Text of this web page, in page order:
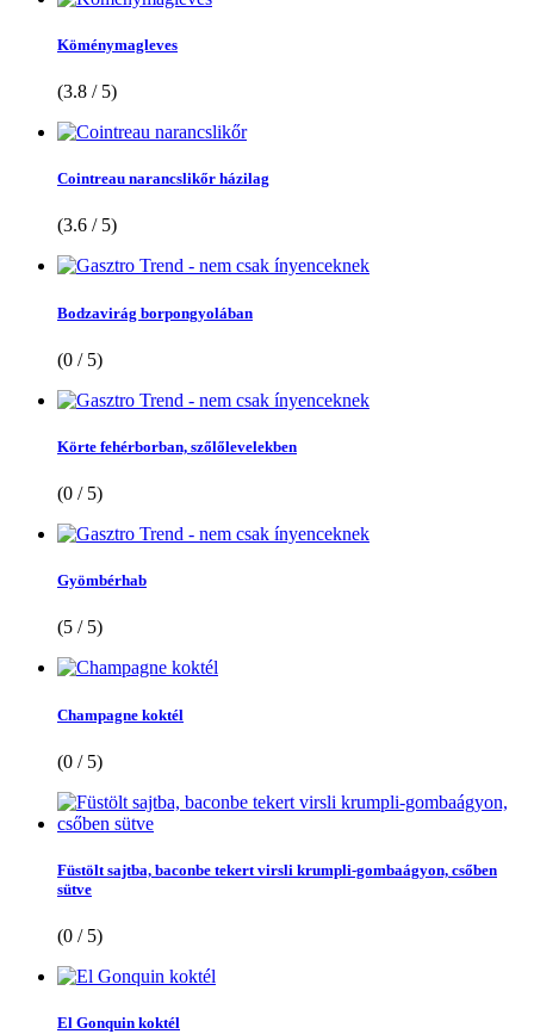
Köménymagleves
(3.8 / 5)
Cointreau narancslikőr házilag
(3.6 / 5)
Bodzavirág borpongyolában
(0 / 5)
Körte fehérborban, szőlőlevelekben
(0 / 5)
Gyömbérhab
(5 / 5)
Champagne koktél
(0 / 5)
Füstölt sajtba, baconbe tekert virsli krumpli-gombaágyon, csőben
sütve
(0 / 5)
El Gonquin koktél